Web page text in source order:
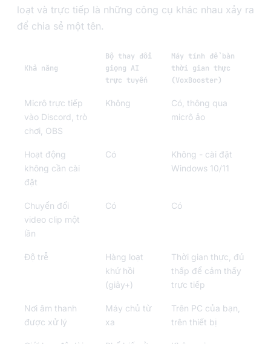
loạt và trực tiếp là những công cụ khác nhau xảy ra
để chia sẻ một tên.
Khả năng
Bộ thay đổi
giọng AI
trực tuyến
Máy tính để bàn
thời gian thực
(VoxBooster)
Micrô trực tiếp
vào Discord, trò
chơi, OBS
Không
Có, thông qua
micrô ảo
Hoạt động
không cần cài
đặt
Có
Không - cài đặt
Windows 10/11
Chuyển đổi
video clip một
lần
Có Có
Độ trễ
Hàng loạt
khứ hồi
(giây+)
Thời gian thực, đủ
thấp để cảm thấy
trực tiếp
Nơi âm thanh
được xử lý
Máy chủ từ
xa
Trên PC của bạn,
trên thiết bị